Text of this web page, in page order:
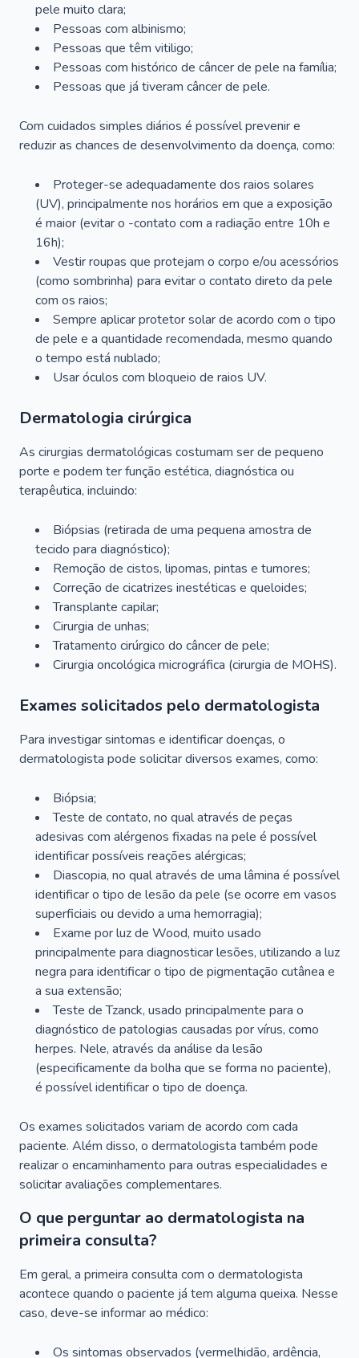
pele muito clara;
Pessoas com albinismo;
Pessoas que têm vitiligo;
Pessoas com histórico de câncer de pele na família;
Pessoas que já tiveram câncer de pele.
Com cuidados simples diários é possível prevenir e
reduzir as chances de desenvolvimento da doença, como:
Proteger-se adequadamente dos raios solares
(UV), principalmente nos horários em que a exposição
é maior (evitar o -contato com a radiação entre 10h e
16h);
Vestir roupas que protejam o corpo e/ou acessórios
(como sombrinha) para evitar o contato direto da pele
com os raios;
Sempre aplicar protetor solar de acordo com o tipo
de pele e a quantidade recomendada, mesmo quando
o tempo está nublado;
Usar óculos com bloqueio de raios UV.
Dermatologia cirúrgica
As cirurgias dermatológicas costumam ser de pequeno
porte e podem ter função estética, diagnóstica ou
terapêutica, incluindo:
Biópsias (retirada de uma pequena amostra de
tecido para diagnóstico);
Remoção de cistos, lipomas, pintas e tumores;
Correção de cicatrizes inestéticas e queloides;
Transplante capilar;
Cirurgia de unhas;
Tratamento cirúrgico do câncer de pele;
Cirurgia oncológica micrográfica (cirurgia de MOHS).
Exames solicitados pelo dermatologista
Para investigar sintomas e identificar doenças, o
dermatologista pode solicitar diversos exames, como:
Biópsia;
Teste de contato, no qual através de peças
adesivas com alérgenos fixadas na pele é possível
identificar possíveis reações alérgicas;
Diascopia, no qual através de uma lâmina é possível
identificar o tipo de lesão da pele (se ocorre em vasos
superficiais ou devido a uma hemorragia);
Exame por luz de Wood, muito usado
principalmente para diagnosticar lesões, utilizando a luz
negra para identificar o tipo de pigmentação cutânea e
a sua extensão;
Teste de Tzanck, usado principalmente para o
diagnóstico de patologias causadas por vírus, como
herpes. Nele, através da análise da lesão
(especificamente da bolha que se forma no paciente),
é possível identificar o tipo de doença.
Os exames solicitados variam de acordo com cada
paciente. Além disso, o dermatologista também pode
realizar o encaminhamento para outras especialidades e
solicitar avaliações complementares.
O que perguntar ao dermatologista na
primeira consulta?
Em geral, a primeira consulta com o dermatologista
acontece quando o paciente já tem alguma queixa. Nesse
caso, deve-se informar ao médico:
Os sintomas observados (vermelhidão, ardência,